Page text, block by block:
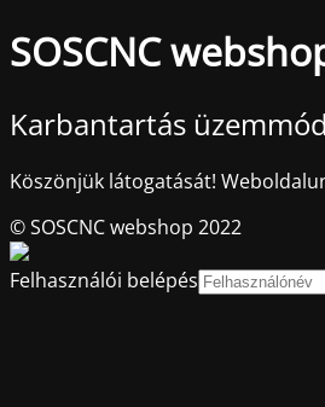
SOSCNC
Karbantartás
Köszönjük látogatását!
© SOSCNC webshop 2022
Felhasználói belépés